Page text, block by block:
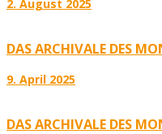
2. August 2025
DAS ARCHIVALE DES
9. April 2025
DAS ARCHIVALE DES